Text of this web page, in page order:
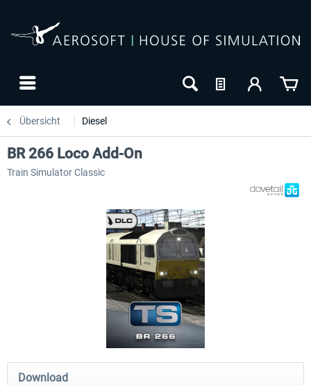
Übersicht Diesel
ChrisTrains - Stadler GTW NS-DM90
BR 266 Loco Add-On
Train Simulator Classic
Download